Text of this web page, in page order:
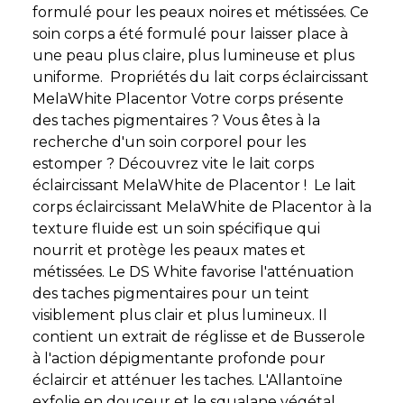
formulé pour les peaux noires et métissées. Ce
soin corps a été formulé pour laisser place à
une peau plus claire, plus lumineuse et plus
uniforme. Propriétés du lait corps éclaircissant
MelaWhite Placentor Votre corps présente
des taches pigmentaires ? Vous êtes à la
recherche d'un soin corporel pour les
estomper ? Découvrez vite le lait corps
éclaircissant MelaWhite de Placentor ! Le lait
corps éclaircissant MelaWhite de Placentor à la
texture fluide est un soin spécifique qui
nourrit et protège les peaux mates et
métissées. Le DS White favorise l'atténuation
des taches pigmentaires pour un teint
visiblement plus clair et plus lumineux. Il
contient un extrait de réglisse et de Busserole
à l'action dépigmentante profonde pour
éclaircir et atténuer les taches. L'Allantoïne